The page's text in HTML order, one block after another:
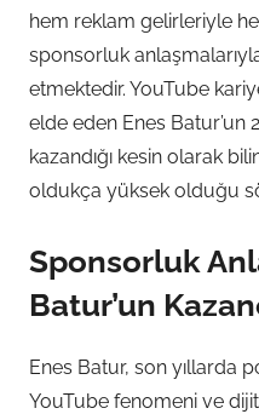
hem reklam gelirleriyle
sponsorluk
etmektedir. YouTube
elde eden Enes Batur’un
kazandığı kesin olarak
oldukça yüksek olduğu
Sponsorluk
Batur’un
Enes Batur, son yıllarda
YouTube fenomeni ve